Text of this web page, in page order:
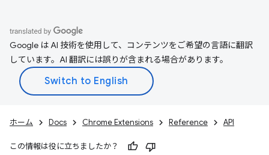
Google は AI 技術を使用して、コンテンツをご希望の言語に翻訳
しています。AI 翻訳には誤りが含まれる場合があります。
ホーム Docs Chrome Extensions Reference API
この情報は役に立ちましたか？